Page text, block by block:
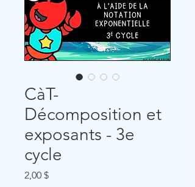
CàT-
Décomposition et
exposants - 3e
cycle
2,00 $Price